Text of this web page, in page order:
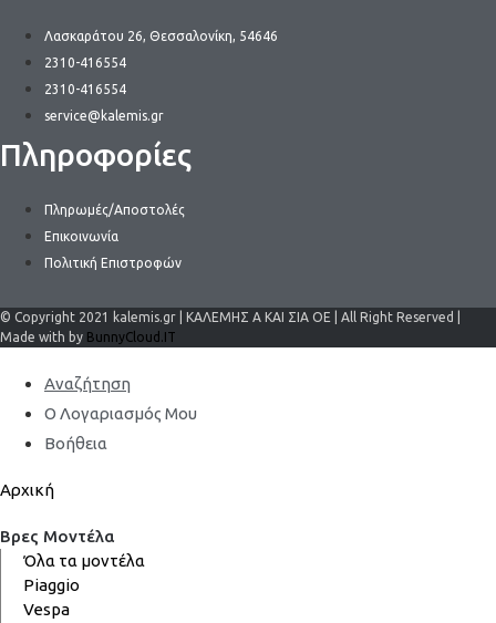
Λασκαράτου 26, Θεσσαλονίκη, 54646
2310-416554
2310-416554
service@kalemis.gr
Πληροφορίες
Πληρωμές/Αποστολές
Επικοινωνία
Πολιτική Επιστροφών
© Copyright 2021 kalemis.gr | ΚΑΛΕΜΗΣ Α ΚΑΙ ΣΙΑ ΟΕ | All Right Reserved |
Made with by BunnyCloud.IT
Αναζήτηση
Ο Λογαριασμός Μου
Βοήθεια
Αρχική
Βρες Μοντέλα
Όλα τα μοντέλα
Piaggio
Vespa